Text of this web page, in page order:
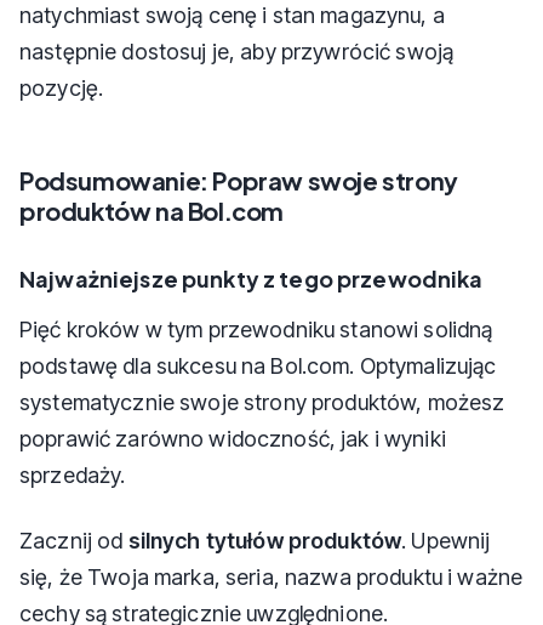
natychmiast swoją cenę i stan magazynu, a
następnie dostosuj je, aby przywrócić swoją
pozycję.
Podsumowanie: Popraw swoje strony
produktów na Bol.com
Najważniejsze punkty z tego przewodnika
Pięć kroków w tym przewodniku stanowi solidną
podstawę dla sukcesu na Bol.com. Optymalizując
systematycznie swoje strony produktów, możesz
poprawić zarówno widoczność, jak i wyniki
sprzedaży.
Zacznij od silnych tytułów produktów. Upewnij
się, że Twoja marka, seria, nazwa produktu i ważne
cechy są strategicznie uwzględnione.